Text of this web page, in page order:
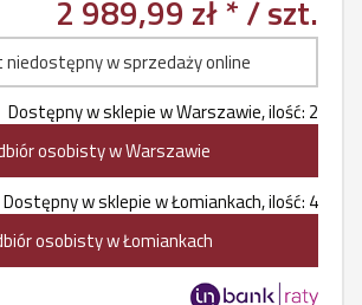
2 989,99 zł */ szt.
niedostępny w sprzedaży online
Dostępny w sklepie w Warszawie, ilość: 2
osobisty w Warszawie
Dostępny w sklepie w Łomiankach, ilość: 4
osobisty w Łomiankach